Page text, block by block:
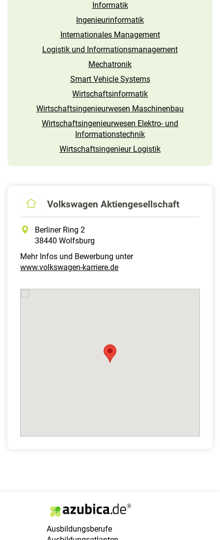
Informatik
Ingenieur­informatik
Internationales Management
Logistik und Informations­management
Mechatronik
Smart Vehicle Systems
Wirtschaftsinformatik
Wirtschaftsingenieurwesen Maschinenbau
Wirtschaftsingenieurwesen Elektro- und
Informations­technik
Wirtschaftsingenieur Logistik
Volkswagen Aktiengesellschaft
Berliner Ring 2
38440 Wolfsburg
Mehr Infos und Bewerbung unter
www.volkswagen-karriere.de
Ausbildungsberufe